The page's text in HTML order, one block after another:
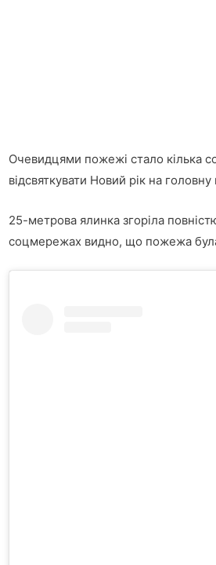
Очевидцями пожежі стало кілька
відсвяткувати Новий рік на
25-метрова ялинка згоріла
соцмережах видно, що пожежа